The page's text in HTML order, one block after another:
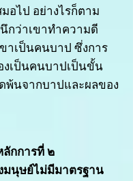
อไป อย่างไรก็ตาม
กว่าเขาทำความดี
ขาเป็นคนบาป ซึ่งการ
งเป็นคนบาปเป็นขั้น
พ้นจากบาปและผลของ
ลักการที่ ๒
มนุษย์ไม่มีมาตรฐาน